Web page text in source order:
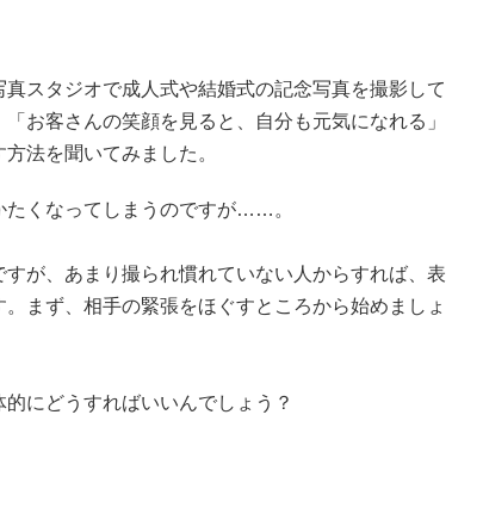
スタジオで成人式や結婚式の記念写真を撮影して
お客さんの笑顔を見ると、自分も元気になれる」
法を聞いてみました。
たくなってしまうのですが……。
が、あまり撮られ慣れていない人からすれば、表
まず、相手の緊張をほぐすところから始めましょ
にどうすればいいんでしょう？